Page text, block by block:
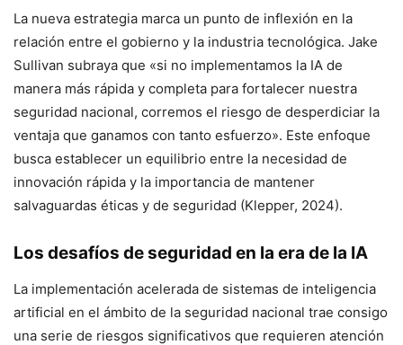
La nueva estrategia marca un punto de inflexión en la
relación entre el gobierno y la industria tecnológica. Jake
Sullivan subraya que «si no implementamos la IA de
manera más rápida y completa para fortalecer nuestra
seguridad nacional, corremos el riesgo de desperdiciar la
ventaja que ganamos con tanto esfuerzo». Este enfoque
busca establecer un equilibrio entre la necesidad de
innovación rápida y la importancia de mantener
salvaguardas éticas y de seguridad (Klepper, 2024).
Los desafíos de seguridad en la era de la IA
La implementación acelerada de sistemas de inteligencia
artificial en el ámbito de la seguridad nacional trae consigo
una serie de riesgos significativos que requieren atención